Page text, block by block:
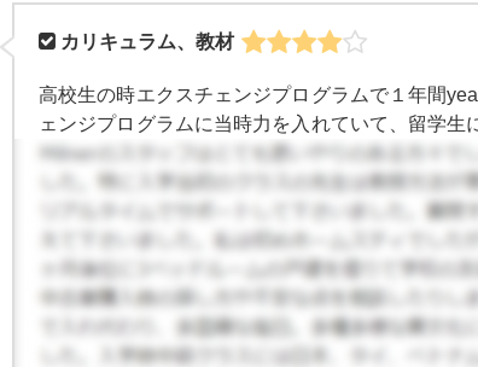
カリキュラム、教材
高校生の時エクスチェンジプログラムで１年間
ェンジプログラムに当時力を入れていて、留学
年時のクラスに編入しましたが、授業内容はす
す)で、自分が興味あるクラスを選べます。 毎日
語クラスがあり、当時は日本滞在のある先生が
先生は留学カウンセラー的な立場にもあり、そ
す。 慣れるまでは同じクラスの生徒がバディで
授業に付き添ってくれ、慣れるまでは常に一緒
イベントが多いところです。水泳大会、マラソ
て興味をひかれるクラスがmarine studiesという